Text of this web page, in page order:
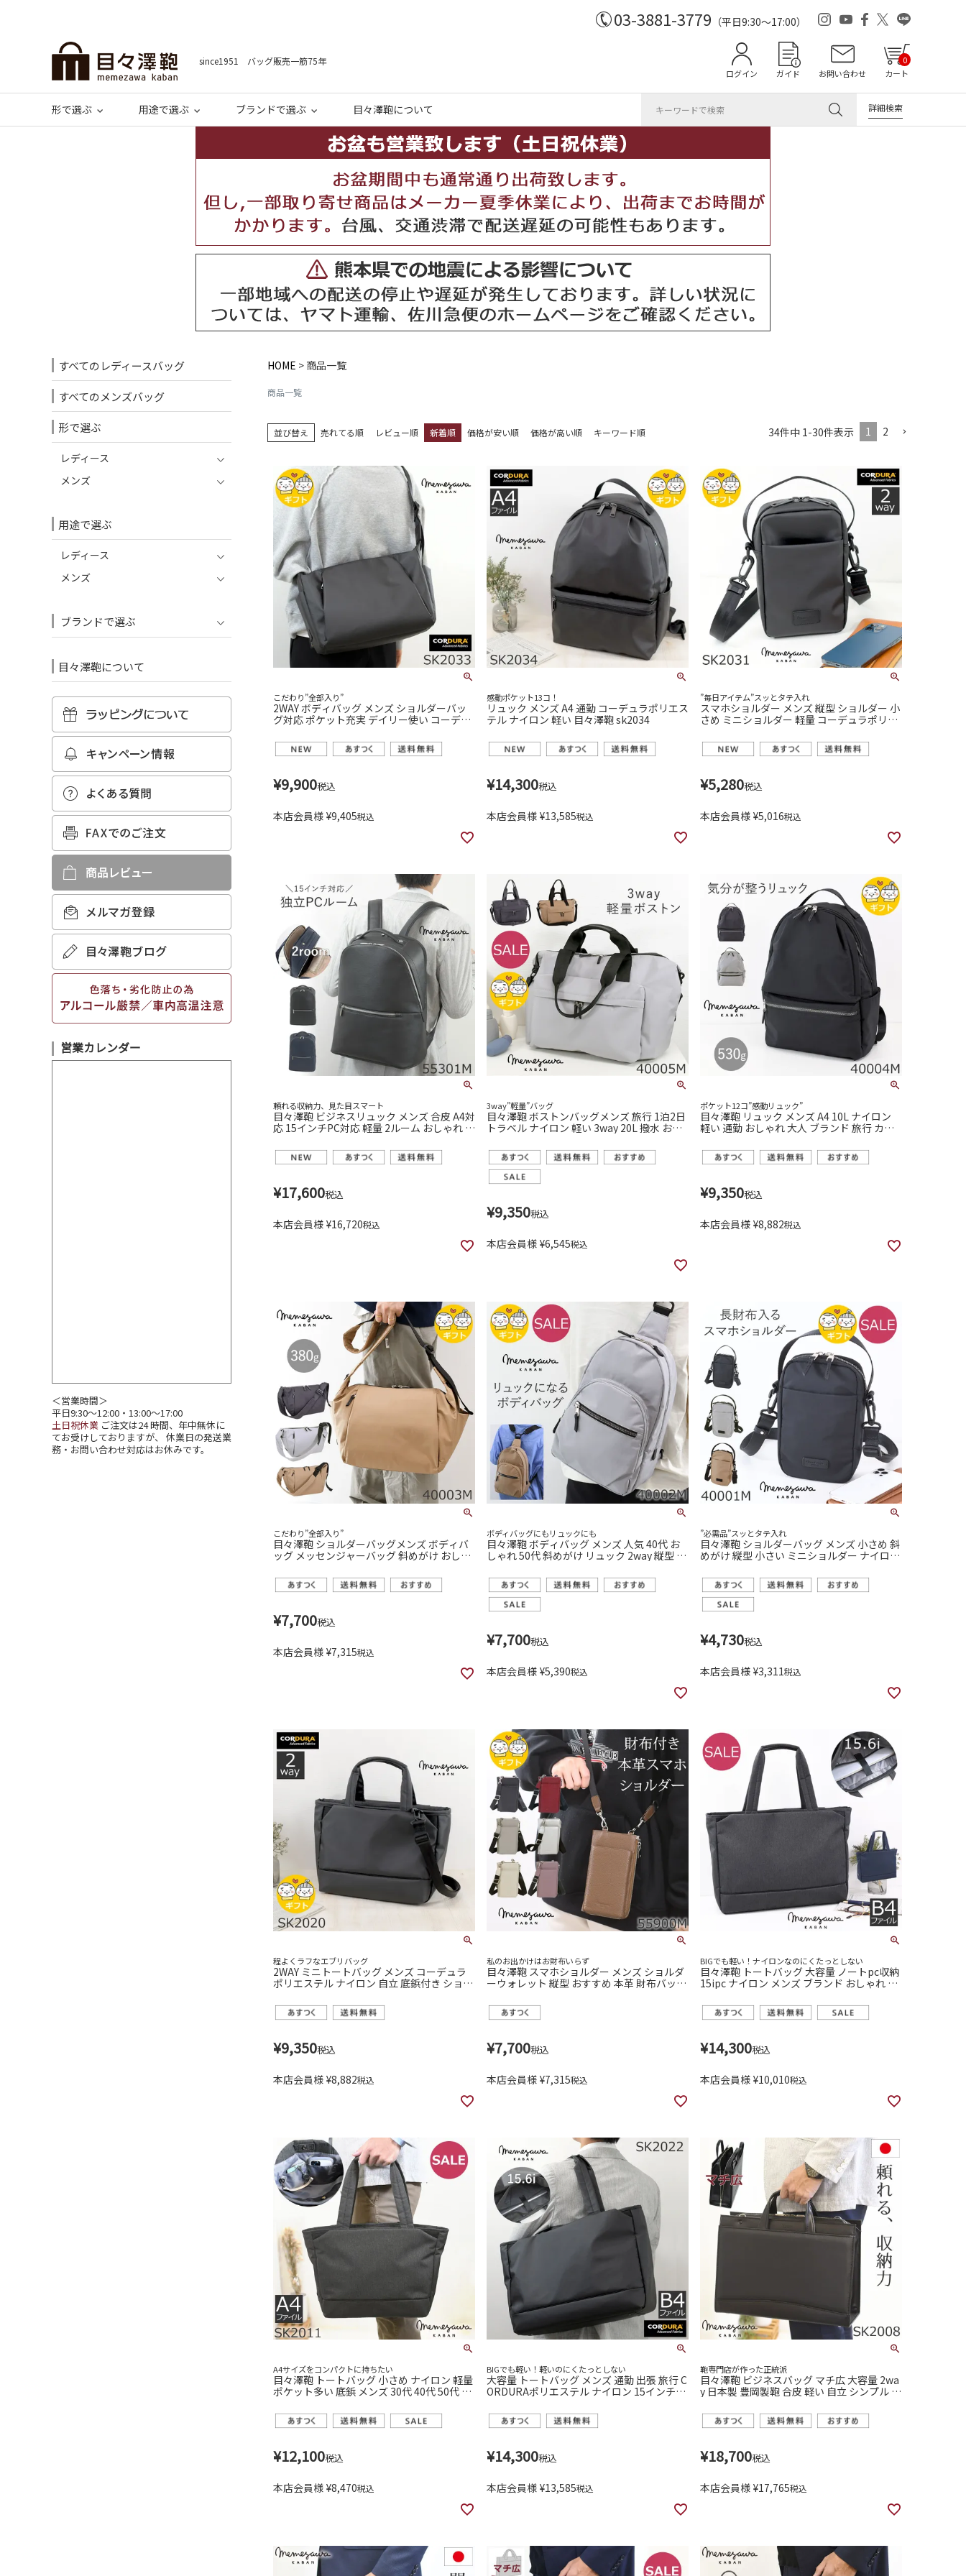
03-3881-3779 （平日9:30～17:00）
since1951 バッグ販売一筋75年
ログイン ガイド お問い合わせ カート
0
形で選ぶ 用途で選ぶ ブランドで選ぶ 目々澤鞄について 詳細検索
すべてのレディースバッグ
すべてのメンズバッグ
形で選ぶ
レディース
メンズ
用途で選ぶ
レディース
メンズ
ブランドで選ぶ
目々澤鞄について
営業カレンダー
＜営業時間＞
平日9:30～12:00・13:00～17:00
土日祝休業 ご注文は24 時間、年中無休に
てお受けしておりますが、 休業日の発送業
務・お問い合わせ対応はお休みです。
HOME 商品一覧
商品一覧
並び替え 売れてる順 レビュー順 新着順 価格が安い順 価格が高い順 キーワード順 34件中 1-30件表示 1 2
こだわり”全部入り”
2WAY ボディバッグ メンズ ショルダーバッ
グ対応 ポケット充実 デイリー使い コーデュ
¥9,900税込
本店会員様 ¥9,405税込
感動ポケット13コ！
リュック メンズ A4 通勤 コーデュラポリエス
テル ナイロン 軽い 目々澤鞄 sk2034
¥14,300税込
本店会員様 ¥13,585税込
”毎日アイテム”スッとタテ入れ
スマホショルダー メンズ 縦型 ショルダー 小
さめ ミニショルダー 軽量 コーデュラポリエ
¥5,280税込
本店会員様 ¥5,016税込
頼れる収納力、見た目スマート
目々澤鞄 ビジネスリュック メンズ 合皮 A4対
応 15インチPC対応 軽量 2ルーム おしゃれ 通
¥17,600税込
本店会員様 ¥16,720税込
3way”軽量”バッグ
目々澤鞄 ボストンバッグメンズ 旅行 1泊2日
トラベル ナイロン 軽い 3way 20L 撥水 おし
¥9,350税込
本店会員様 ¥6,545税込
ポケット12コ”感動リュック”
目々澤鞄 リュック メンズ A4 10L ナイロン
軽い 通勤 おしゃれ 大人 ブランド 旅行 カジ
¥9,350税込
本店会員様 ¥8,882税込
こだわり”全部入り”
目々澤鞄 ショルダーバッグメンズ ボディバ
ッグ メッセンジャーバッグ 斜めがけ おしゃ
¥7,700税込
本店会員様 ¥7,315税込
ボディバッグにもリュックにも
目々澤鞄 ボディバッグ メンズ 人気 40代 お
しゃれ 50代 斜めがけ リュック 2way 縦型 撥
¥7,700税込
本店会員様 ¥5,390税込
”必需品”スッとタテ入れ
目々澤鞄 ショルダーバッグ メンズ 小さめ 斜
めがけ 縦型 小さい ミニショルダー ナイロン
¥4,730税込
本店会員様 ¥3,311税込
程よくラフなエブリバッグ
2WAY ミニトートバッグ メンズ コーデュラ
ポリエステル ナイロン 自立 底鋲付き ショル
澤鞄 sk2020
¥9,350税込
本店会員様 ¥8,882税込
私のお出かけはお財布いらず
目々澤鞄 スマホショルダー メンズ ショルダ
ーウォレット 縦型 おすすめ 本革 財布バッグ
¥7,700税込
本店会員様 ¥7,315税込
BIGでも軽い！ナイロンなのにくたっとしない
目々澤鞄 トートバッグ 大容量 ノートpc収納
15ipc ナイロン メンズ ブランド おしゃれ ビ
¥14,300税込
本店会員様 ¥10,010税込
A4サイズをコンパクトに持ちたい
目々澤鞄 トートバッグ 小さめ ナイロン 軽量
ポケット多い 底鋲 メンズ 30代 40代 50代 人
ス スーツ カジュアル 大学生 sk2011
¥12,100税込
本店会員様 ¥8,470税込
BIGでも軽い！軽いのにくたっとしない
大容量 トートバッグ メンズ 通勤 出張 旅行 C
ORDURAポリエステル ナイロン 15インチpc
¥14,300税込
本店会員様 ¥13,585税込
鞄専門店が作った正統派
目々澤鞄 ビジネスバッグ マチ広 大容量 2wa
y 日本製 豊岡製鞄 合皮 軽い 自立 シンプル 2
ケース リクルートバッグ 就活カバン sk2008
¥18,700税込
本店会員様 ¥17,765税込